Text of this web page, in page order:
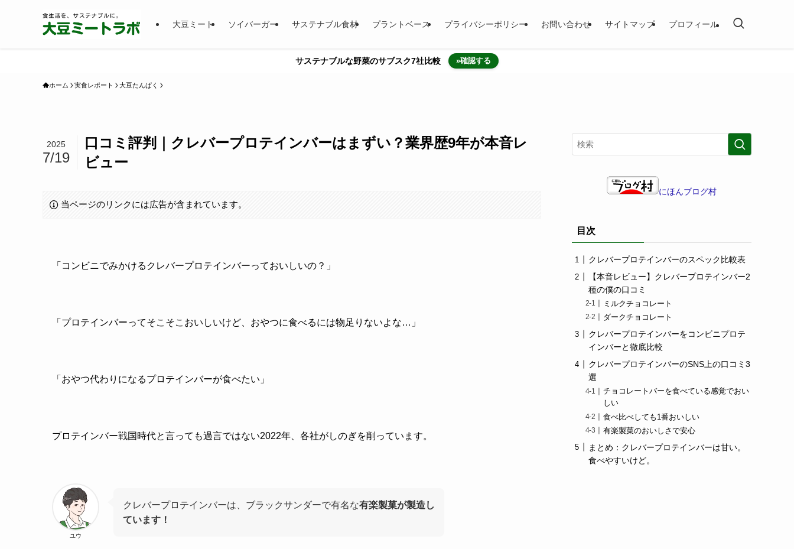
大豆ミート ソイバーガー サステナブル食材 プラントベース プライバシーポリシー お問い合わせ サイトマップ プロフィール
サステナブルな野菜のサブスク7社比較 »確認する
ホーム 実食レポート 大豆たんぱく
口コミ評判｜クレバープロテインバーはまずい？業界歴9年が本音レ
ビュー
2025
7/19
当ページのリンクには広告が含まれています。
「コンビニでみかけるクレバープロテインバーっておいしいの？」
「プロテインバーってそこそこおいしいけど、おやつに食べるには物足りないよな…」
「おやつ代わりになるプロテインバーが食べたい」
プロテインバー戦国時代と言っても過言ではない2022年、各社がしのぎを削っています。
ユウ
クレバープロテインバーは、ブラックサンダーで有名な有楽製菓が製造し
ています！
にほんブログ村
目次
クレバープロテインバーのスペック比較表
【本音レビュー】クレバープロテインバー2
種の僕の口コミ
ミルクチョコレート
ダークチョコレート
クレバープロテインバーをコンビニプロテ
インバーと徹底比較
クレバープロテインバーのSNS上の口コミ3
選
チョコレートバーを食べている感覚でおい
しい
食べ比べしても1番おいしい
有楽製菓のおいしさで安心
まとめ：クレバープロテインバーは甘い。
食べやすいけど。